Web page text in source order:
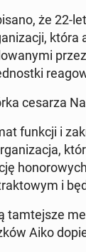
że 22-
cesarza
funkcji i
i
tam­tej­sze
Aiko